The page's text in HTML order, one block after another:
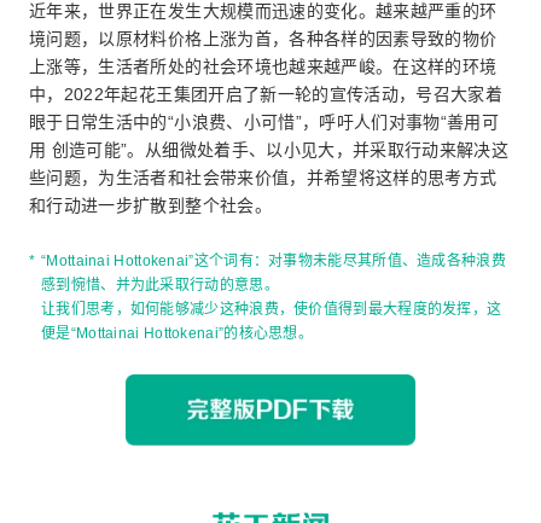
近年来，世界正在发生大规模而迅速的变化。越来越严重的环
境问题，以原材料价格上涨为首，各种各样的因素导致的物价
上涨等，生活者所处的社会环境也越来越严峻。在这样的环境
中，2022年起花王集团开启了新一轮的宣传活动，号召大家着
眼于日常生活中的“小浪费、小可惜”，呼吁人们对事物“善用可
用 创造可能”。从细微处着手、以小见大，并采取行动来解决这
些问题，为生活者和社会带来价值，并希望将这样的思考方式
和行动进一步扩散到整个社会。
* “Mottainai Hottokenai”这个词有：对事物未能尽其所值、造成各种浪费
感到惋惜、并为此采取行动的意思。
让我们思考，如何能够减少这种浪费，使价值得到最大程度的发挥，这
便是“Mottainai Hottokenai”的核心思想。